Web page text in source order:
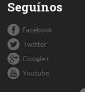
Seguínos
Facebook
Twitter
Google+
Youtube